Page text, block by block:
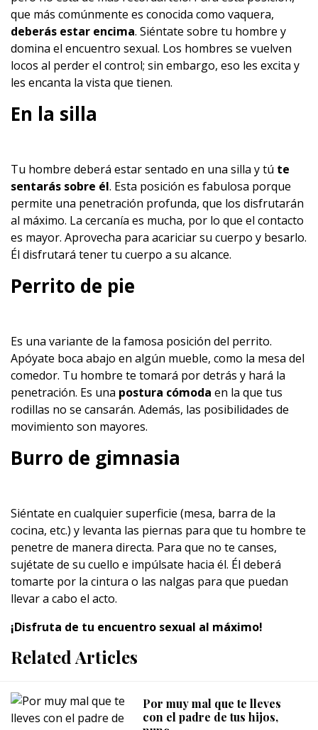
que más comúnmente es conocida como vaquera,
deberás estar encima. Siéntate sobre tu hombre y
domina el encuentro sexual. Los hombres se vuelven
locos al perder el control; sin embargo, eso les excita y
les encanta la vista que tienen.
En la silla
Tu hombre deberá estar sentado en una silla y tú te
sentarás sobre él. Esta posición es fabulosa porque
permite una penetración profunda, que los disfrutarán
al máximo. La cercanía es mucha, por lo que el contacto
es mayor. Aprovecha para acariciar su cuerpo y besarlo.
Él disfrutará tener tu cuerpo a su alcance.
Perrito de pie
Es una variante de la famosa posición del perrito.
Apóyate boca abajo en algún mueble, como la mesa del
comedor. Tu hombre te tomará por detrás y hará la
penetración. Es una postura cómoda en la que tus
rodillas no se cansarán. Además, las posibilidades de
movimiento son mayores.
Burro de gimnasia
Siéntate en cualquier superficie (mesa, barra de la
cocina, etc.) y levanta las piernas para que tu hombre te
penetre de manera directa. Para que no te canses,
sujétate de su cuello e impúlsate hacia él. Él deberá
tomarte por la cintura o las nalgas para que puedan
llevar a cabo el acto.
¡Disfruta de tu encuentro sexual al máximo!
Related Articles
Por muy mal que te lleves
con el padre de tus hijos,